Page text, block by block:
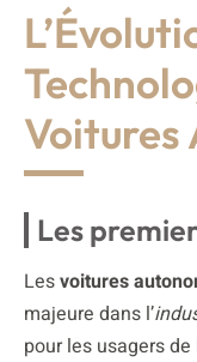
Voitures
Les
Lesvoitures
majeure dans l’
pour les usagers